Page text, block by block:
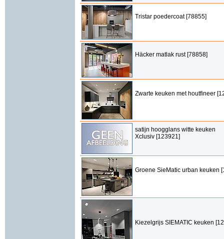
Tristar poedercoat [78855]
Häcker matlak rust [78858]
Zwarte keuken met houtfineer
satijn hoogglans witte keuken
Xclusiv [123921]
Groene SieMatic urban keuken
Kiezelgrijs SIEMATIC keuken